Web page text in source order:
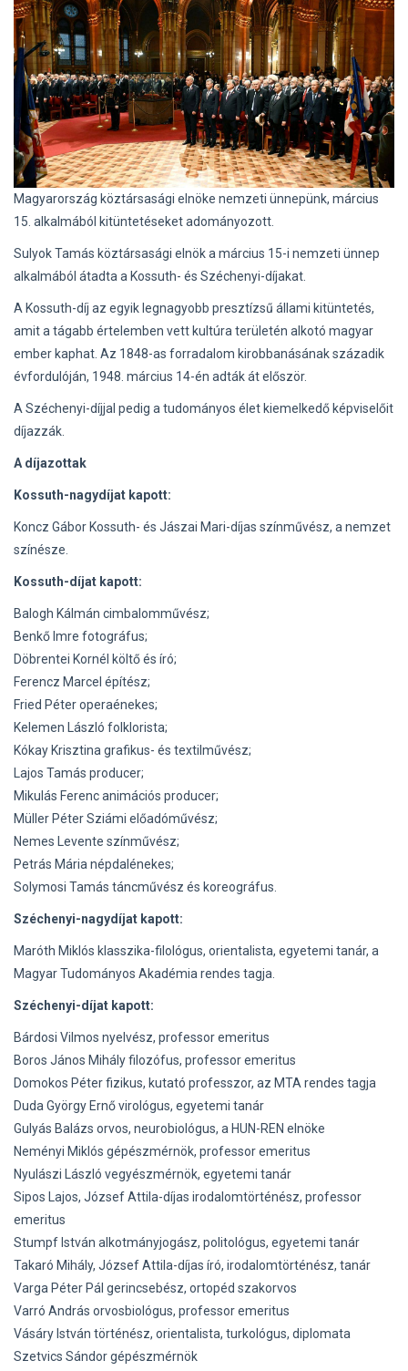
Magyarország köztársasági elnöke nemzeti ünnepünk, március
15. alkalmából kitüntetéseket adományozott.
Sulyok Tamás köztársasági elnök a március 15-i nemzeti ünnep
alkalmából átadta a Kossuth- és Széchenyi-díjakat.
A Kossuth-díj az egyik legnagyobb presztízsű állami kitüntetés,
amit a tágabb értelemben vett kultúra területén alkotó magyar
ember kaphat. Az 1848-as forradalom kirobbanásának századik
évfordulóján, 1948. március 14-én adták át először.
A Széchenyi-díjjal pedig a tudományos élet kiemelkedő képviselőit
díjazzák.
A díjazottak
Kossuth-nagydíjat kapott:
Koncz Gábor Kossuth- és Jászai Mari-díjas színművész, a nemzet
színésze.
Kossuth-díjat kapott:
Balogh Kálmán cimbalomművész;
Benkő Imre fotográfus;
Döbrentei Kornél költő és író;
Ferencz Marcel építész;
Fried Péter operaénekes;
Kelemen László folklorista;
Kókay Krisztina grafikus- és textilművész;
Lajos Tamás producer;
Mikulás Ferenc animációs producer;
Müller Péter Sziámi előadóművész;
Nemes Levente színművész;
Petrás Mária népdalénekes;
Solymosi Tamás táncművész és koreográfus.
Széchenyi-nagydíjat kapott:
Maróth Miklós klasszika-filológus, orientalista, egyetemi tanár, a
Magyar Tudományos Akadémia rendes tagja.
Széchenyi-díjat kapott:
Bárdosi Vilmos nyelvész, professor emeritus
Boros János Mihály filozófus, professor emeritus
Domokos Péter fizikus, kutató professzor, az MTA rendes tagja
Duda György Ernő virológus, egyetemi tanár
Gulyás Balázs orvos, neurobiológus, a HUN-REN elnöke
Neményi Miklós gépészmérnök, professor emeritus
Nyulászi László vegyészmérnök, egyetemi tanár
Sipos Lajos, József Attila-díjas irodalomtörténész, professor
emeritus
Stumpf István alkotmányjogász, politológus, egyetemi tanár
Takaró Mihály, József Attila-díjas író, irodalomtörténész, tanár
Varga Péter Pál gerincsebész, ortopéd szakorvos
Varró András orvosbiológus, professor emeritus
Vásáry István történész, orientalista, turkológus, diplomata
Szetvics Sándor gépészmérnök